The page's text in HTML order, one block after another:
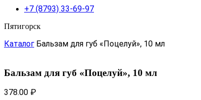
+7 (8793) 33-69-97
Пятигорск
Каталог Бальзам для губ «Поцелуй», 10 мл
Бальзам для губ «Поцелуй», 10 мл
378.00 ₽